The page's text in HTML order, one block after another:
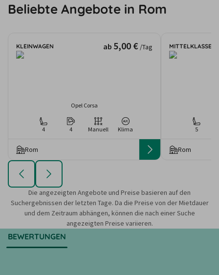
Beliebte Angebote in Rom
KLEINWAGEN ab 5,00 € /Tag
Opel Corsa
4 4 Manuell Klima
Rom
MITTELKLASSE
5
Rom
Die angezeigten Angebote und Preise basieren auf den
Suchergebnissen der letzten Tage. Da die Preise von der Mietdauer
und dem Zeitraum abhängen, können die nach einer Suche
angezeigten Preise variieren.
BEWERTUNGEN